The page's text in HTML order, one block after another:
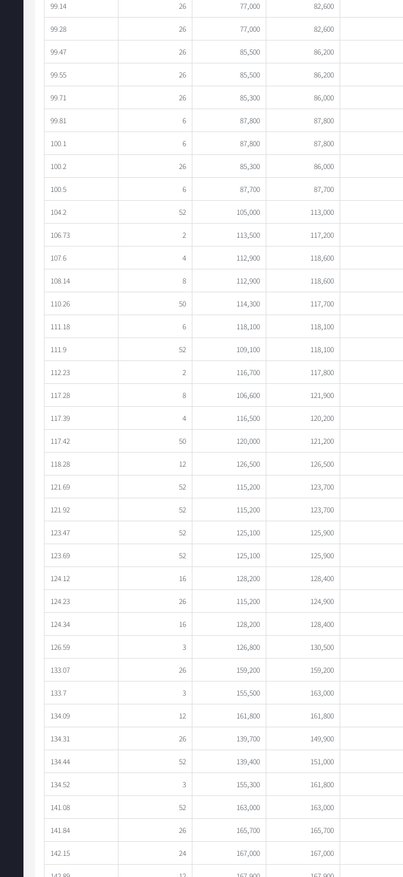
99.14 26 77,000 82,600
99.28 26 77,000 82,600
99.47 26 85,500 86,200
99.55 26 85,500 86,200
99.71 26 85,300 86,000
99.81 6 87,800 87,800
100.1 6 87,800 87,800
100.2 26 85,300 86,000
100.5 6 87,700 87,700
104.2 52 105,000 113,000
106.73 2 113,500 117,200
107.6 4 112,900 118,600
108.14 8 112,900 118,600
110.26 50 114,300 117,700
111.18 6 118,100 118,100
111.9 52 109,100 118,100
112.23 2 116,700 117,800
117.28 8 106,600 121,900
117.39 4 116,500 120,200
117.42 50 120,000 121,200
118.28 12 126,500 126,500
121.69 52 115,200 123,700
121.92 52 115,200 123,700
123.47 52 125,100 125,900
123.69 52 125,100 125,900
124.12 16 128,200 128,400
124.23 26 115,200 124,900
124.34 16 128,200 128,400
126.59 3 126,800 130,500
133.07 26 159,200 159,200
133.7 3 155,500 163,000
134.09 12 161,800 161,800
134.31 26 139,700 149,900
134.44 52 139,400 151,000
134.52 3 155,300 161,800
141.08 52 163,000 163,000
141.84 26 165,700 165,700
142.15 24 167,000 167,000